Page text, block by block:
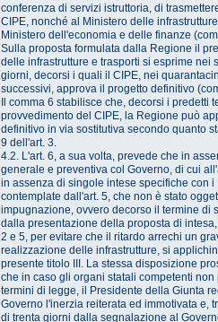
conferenza di servizi istruttoria, di
CIPE, nonché al Ministero delle
Ministero dell'economia e delle finanze
Sulla proposta formulata dalla Regione il
delle infrastrutture e trasporti si esprime nei
giorni, decorsi i quali il CIPE, nei
successivi, approva il progetto definitivo
Il comma 6 stabilisce che, decorsi i predetti
provvedimento del CIPE, la Regione può
definitivo in via sostitutiva secondo quanto
9 dell'art. 3.
4.2. L'art. 6, a sua volta, prevede che in
generale e preventiva col Governo, di cui
in assenza di singole intese specifiche con i
contemplate dall'art. 5, che non è stato
impugnazione, ovvero decorso il termine di
dalla presentazione della proposta di
2 e 5, per evitare che il ritardo arrechi un
realizzazione delle infrastrutture, si
presente titolo III. La stessa disposizione
che in caso gli organi statali competenti
termini di legge, il Presidente della Giunta
Governo l'inerzia reiterata ed immotivata e,
di trenta giorni dalla segnalazione al